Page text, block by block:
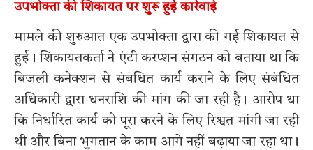
उपभोक्ता की शिकायत पर शुरू हुई कार्रवाई
मामले की शुरुआत एक उपभोक्ता द्वारा की गई शिकायत से
हुई। शिकायतकर्ता ने एंटी करप्शन संगठन को बताया था कि
बिजली कनेक्शन से संबंधित कार्य कराने के लिए संबंधित
अधिकारी द्वारा धनराशि की मांग की जा रही है। आरोप था
कि निर्धारित कार्य को पूरा करने के लिए रिश्वत मांगी जा रही
थी और बिना भुगतान के काम आगे नहीं बढ़ाया जा रहा था।